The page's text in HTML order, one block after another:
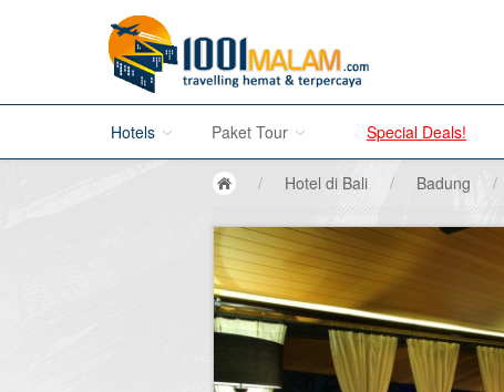
Hotels
Hotel di Jakarta
Hotel di Bandung
Paket Tour
Promo Paket Tour Wisata
Tour di Madura
Tour di Bromo
Tour di Karimun Jawa
Special Deals!
/ Hotel di Bali / Badung /